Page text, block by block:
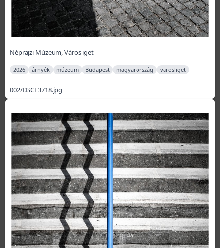
Néprajzi Múzeum, Városliget
2026 árnyék múzeum Budapest magyarország varosliget
002/DSCF3718.jpg